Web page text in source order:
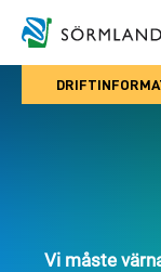
Vi måste